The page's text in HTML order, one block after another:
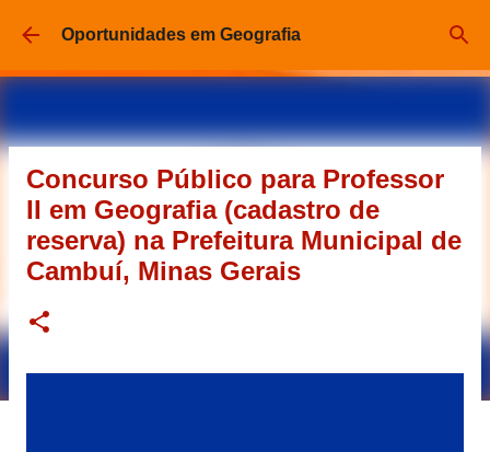
Pular para o conteúdo principal
Oportunidades em Geografia
Concurso Público para Professor
II em Geografia (cadastro de
reserva) na Prefeitura Municipal de
Cambuí, Minas Gerais